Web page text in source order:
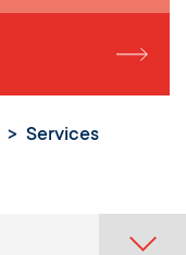
Services